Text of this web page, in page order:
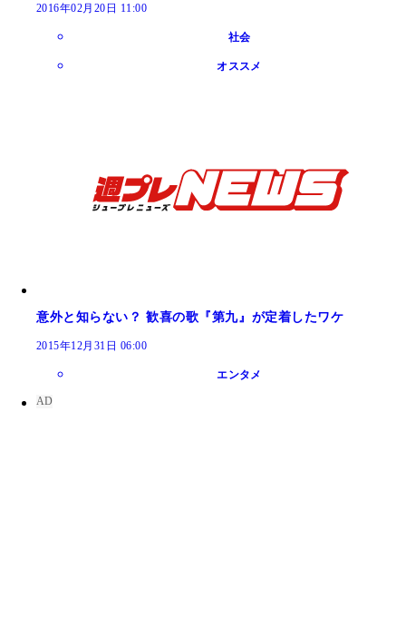
2016年02月20日 11:00
社会
オススメ
意外と知らない？ 歓喜の歌『第九』が定着したワケ
2015年12月31日 06:00
エンタメ